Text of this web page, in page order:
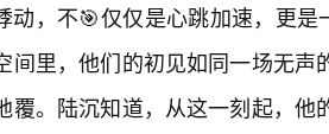
动，不🎯仅仅是心跳加速，更是
间里，他们的初见如同一场无
覆。陆沉知道，从这一刻起，